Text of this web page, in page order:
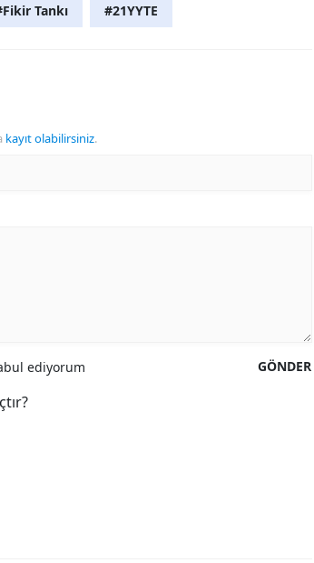
Tankı #21YYTE
kayıt olabilirsiniz.
GÖNDER
ediyorum